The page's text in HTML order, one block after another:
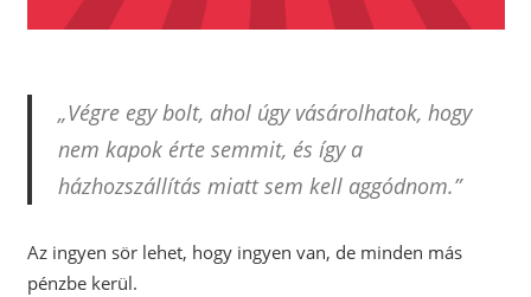
„Végre egy bolt, ahol úgy vásárolhatok, hogy
nem kapok érte semmit, és így a
házhozszállítás miatt sem kell aggódnom.”
Az ingyen sör lehet, hogy ingyen van, de minden más
pénzbe kerül.